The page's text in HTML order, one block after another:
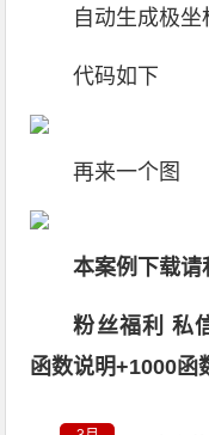
自动生成极
代码如下
再来一个图
本案例下载请
粉丝福利 私
函数说明+1000函